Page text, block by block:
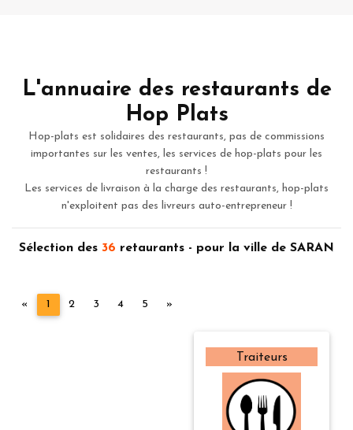
L'annuaire des restaurants de
Hop Plats
Hop-plats est solidaires des restaurants, pas de commissions
importantes sur les ventes, les services de hop-plats pour les
restaurants !
Les services de livraison à la charge des restaurants, hop-plats
n'exploitent pas des livreurs auto-entrepreneur !
Sélection des 36 retaurants - pour la ville de SARAN
« Précédent
1 2 3 4 5 »
Traiteurs